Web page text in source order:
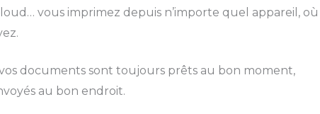
vous imprimez depuis n’importe quel appareil, où
documents sont toujours prêts au bon moment,
au bon endroit.